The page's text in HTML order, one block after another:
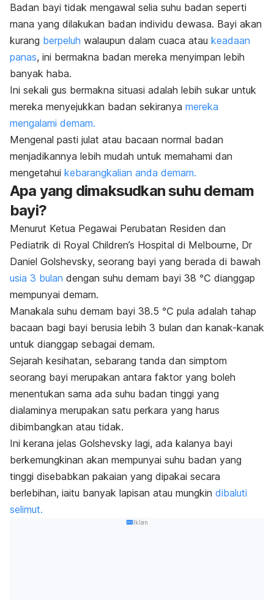
Badan bayi tidak mengawal selia suhu badan seperti
mana yang dilakukan badan individu dewasa. Bayi akan
kurang berpeluh walaupun dalam cuaca atau keadaan
panas, ini bermakna badan mereka menyimpan lebih
banyak haba.
Ini sekali gus bermakna situasi adalah lebih sukar untuk
mereka menyejukkan badan sekiranya mereka
mengalami demam.
Mengenal pasti julat atau bacaan normal badan
menjadikannya lebih mudah untuk memahami dan
mengetahui kebarangkalian anda demam.
Apa yang dimaksudkan suhu demam
bayi?
Menurut Ketua Pegawai Perubatan Residen dan
Pediatrik di Royal Children’s Hospital di Melbourne, Dr
Daniel Golshevsky, seorang bayi yang berada di bawah
usia 3 bulan dengan suhu demam bayi 38 ℃ dianggap
mempunyai demam.
Manakala suhu demam bayi 38.5 ℃ pula adalah tahap
bacaan bagi bayi berusia lebih 3 bulan dan kanak-kanak
untuk dianggap sebagai demam.
Sejarah kesihatan, sebarang tanda dan simptom
seorang bayi merupakan antara faktor yang boleh
menentukan sama ada suhu badan tinggi yang
dialaminya merupakan satu perkara yang harus
dibimbangkan atau tidak.
Ini kerana jelas Golshevsky lagi, ada kalanya bayi
berkemungkinan akan mempunyai suhu badan yang
tinggi disebabkan pakaian yang dipakai secara
berlebihan, iaitu banyak lapisan atau mungkin dibaluti
selimut.
Iklan